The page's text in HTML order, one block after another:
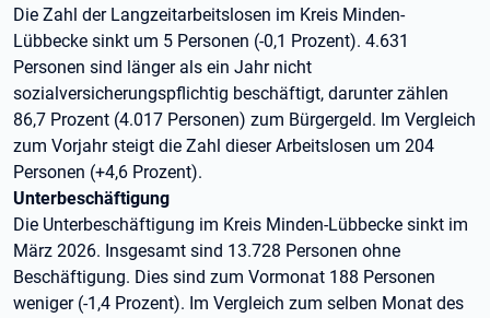
Die Zahl der Langzeitarbeitslosen im Kreis Minden-
Lübbecke sinkt um 5 Personen (-0,1 Prozent). 4.631
Personen sind länger als ein Jahr nicht
sozialversicherungspflichtig beschäftigt, darunter zählen
86,7 Prozent (4.017 Personen) zum Bürgergeld. Im Vergleich
zum Vorjahr steigt die Zahl dieser Arbeitslosen um 204
Personen (+4,6 Prozent).
Unterbeschäftigung
Die Unterbeschäftigung im Kreis Minden-Lübbecke sinkt im
März 2026. Insgesamt sind 13.728 Personen ohne
Beschäftigung. Dies sind zum Vormonat 188 Personen
weniger (-1,4 Prozent). Im Vergleich zum selben Monat des